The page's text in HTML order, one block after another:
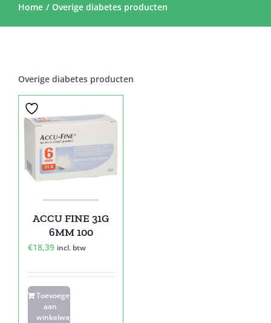
Contacteer Ons
Home Overige diabetes producten
Overige diabetes producten
ACCU FINE 31G
6MM 100
€18,39 incl. btw
Toevoegen
aan
winkelwagen